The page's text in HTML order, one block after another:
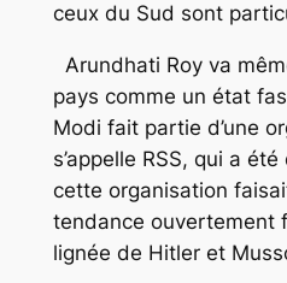
ceux du Sud sont
Arundhati Roy va
pays comme un état
Modi fait partie d’une
s’appelle RSS, qui a
cette organisation
tendance ouvertement
lignée de Hitler et